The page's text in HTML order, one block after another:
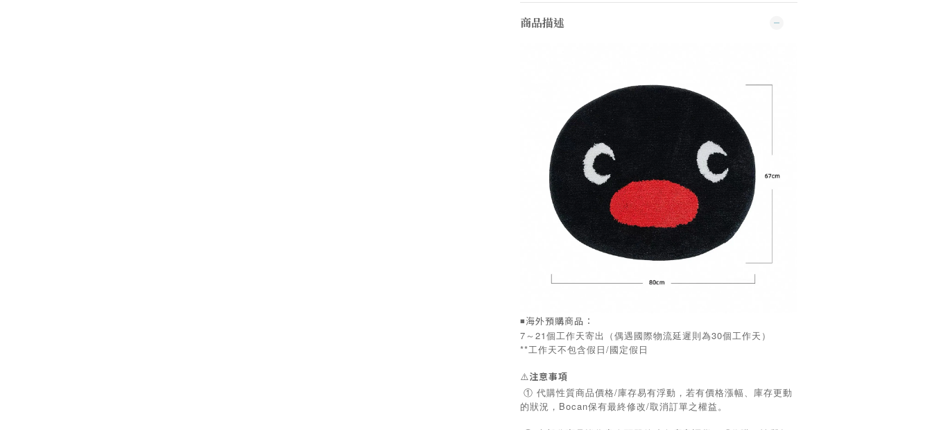
商品描述
◾️海外預購商品：
7～21個工作天寄出（偶遇國際物流延遲則為30個工作天）
**工作天不包含假日/國定假日
⚠️注意事項
① 代購性質商品價格/庫存易有浮動，若有價格漲幅、庫存更動
的狀況，Bocan保有最終修改/取消訂單之權益。